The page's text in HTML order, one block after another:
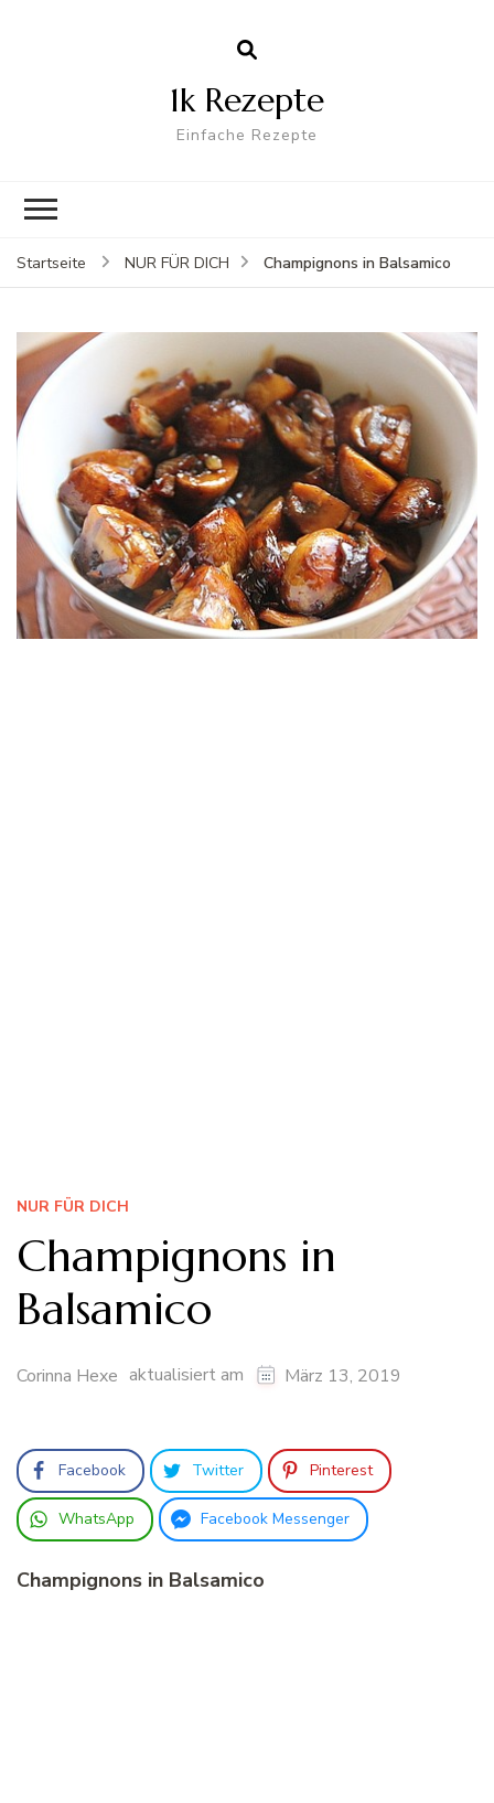
1k Rezepte
Einfache Rezepte
Startseite NUR FÜR DICH Champignons in Balsamico
NUR FÜR DICH
Champignons in
Balsamico
Corinna Hexe aktualisiert am März 13, 2019
Facebook Twitter Pinterest
WhatsApp Facebook Messenger
Champignons in Balsamico